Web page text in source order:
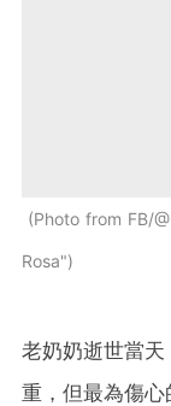
Photo from FB/
Rosa"
老奶奶逝世當
重，但最為傷